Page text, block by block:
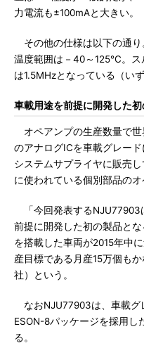
力電流も±100mAと大きい。
その他の仕様は以下の通
温度範囲は－40～125℃。ス
は1.5MHzとなっている（い
車載用途を前提に開発した
オペアンプの生産数量で世
のアナログICを車載グレー
システムサプライヤに販売
に使われている個別部品のオ
「今回発表するNJU77903
前提に開発した初の製品と
を搭載した車両が2015年中
産目標である月産15万個も
社）という。
なおNJU77903は、車載グ
ESON-8パッケージを採用し
る。